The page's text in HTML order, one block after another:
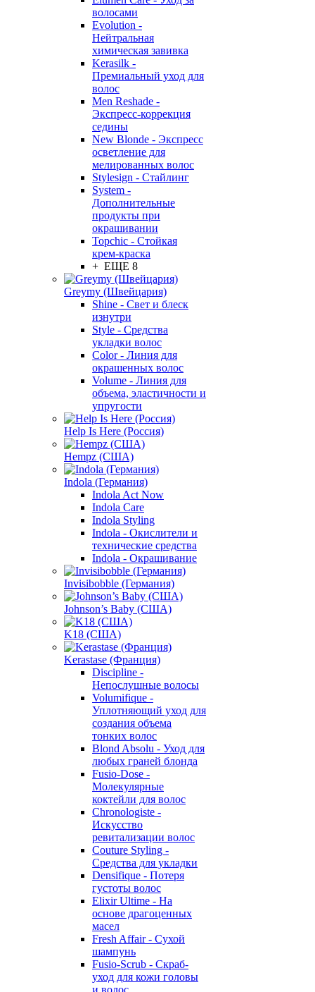
волосами
Evolution -
Нейтральная
химическая завивка
Kerasilk -
Премиальный уход для
волос
Men Reshade -
Экспресс-коррекция
седины
New Blonde - Экспресс
осветление для
мелированных волос
Stylesign - Стайлинг
System -
Дополнительные
продукты при
окрашивании
Topchic - Стойкая
крем-краска
+ ЕЩЕ 8
Greymy (Швейцария)
Shine - Свет и блеск
изнутри
Style - Средства
укладки волос
Color - Линия для
окрашенных волос
Volume - Линия для
объема, эластичности и
упругости
Help Is Here (Россия)
Hempz (США)
Indola (Германия)
Indola Act Now
Indola Care
Indola Styling
Indola - Окислители и
технические средства
Indola - Окрашивание
Invisibobble (Германия)
Johnson’s Baby (США)
K18 (США)
Kerastase (Франция)
Discipline -
Непослушные волосы
Volumifique -
Уплотняющий уход для
создания объема
тонких волос
Blond Absolu - Уход для
любых граней блонда
Fusio-Dose -
Молекулярные
коктейли для волос
Chronologiste -
Искусство
ревитализации волос
Couture Styling -
Средства для укладки
Densifique - Потеря
густоты волос
Elixir Ultime - На
основе драгоценных
масел
Fresh Affair - Сухой
шампунь
Fusio-Scrub - Скраб-
уход для кожи головы
и волос